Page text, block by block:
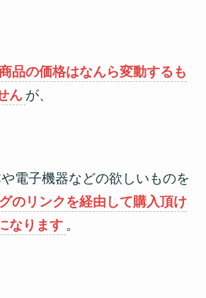
品の価格はなんら変動するも
ん が、
電子機器などの欲しいものを
のリンクを経由して購入頂け
なります 。